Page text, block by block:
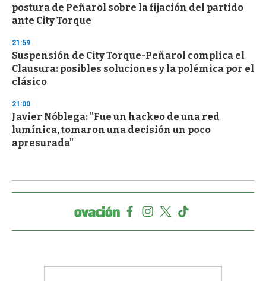
postura de Peñarol sobre la fijación del partido
ante City Torque
21:59
Suspensión de City Torque-Peñarol complica el
Clausura: posibles soluciones y la polémica por el
clásico
21:00
Javier Nóblega: "Fue un hackeo de una red
lumínica, tomaron una decisión un poco
apresurada"